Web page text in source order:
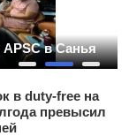
APSC в Санья
1
2
3
в duty‑free на
превысил